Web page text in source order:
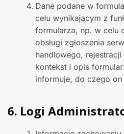
Dane podane w
celu wynikającym z
formularza, np. w celu
obsługi zgłoszenia
handlowego,
kontekst i opis
informuje, do czego on
6. Logi